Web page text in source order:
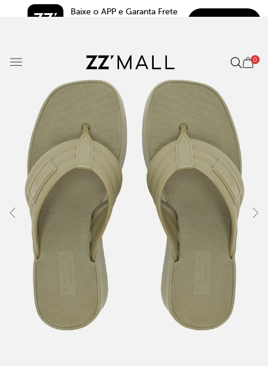
Baixe o APP e Garanta Frete
0